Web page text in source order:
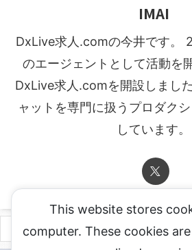
IMAI
DxLive求人.comの今井です。
のエージェントとして活動を
DxLive求人.comを開設しまし
ャットを専門に扱うプロダク
しています。
This website stores
computer. These cookies